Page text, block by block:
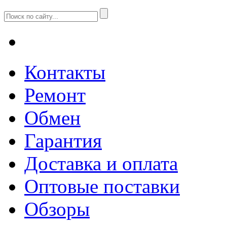
Контакты
Ремонт
Обмен
Гарантия
Доставка и оплата
Оптовые поставки
Обзоры